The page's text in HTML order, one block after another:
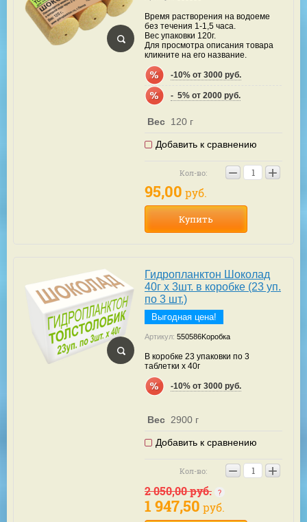
Время растворения на водоеме
без течения 1-1,5 часа.
Вес упаковки 120г.
Для просмотра описания товара
кликните на его название.
-10% от 3000 руб.
-  5% от 2000 руб.
Вес 120 г
Добавить к сравнению
Кол-во: − +
95,00 руб.
Купить
Гидропланктон Шоколад
40г х 3шт. в коробке (23 уп.
по 3 шт.)
Выгодная цена!
Артикул: 550586Kоробка
В коробке 23 упаковки по 3
таблетки х 40г
-10% от 3000 руб.
Вес 2900 г
Добавить к сравнению
Кол-во: − +
2 050,00руб.
1 947,50 руб.